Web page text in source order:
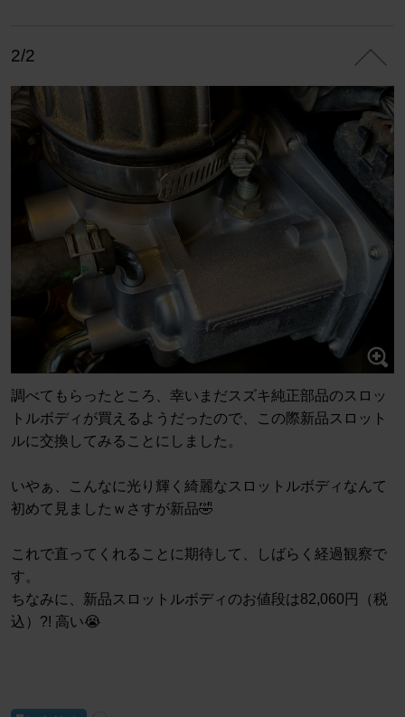
2/2
調べてもらったところ、幸いまだスズキ純正部品のスロッ
トルボディが買えるようだったので、この際新品スロット
ルに交換してみることにしました。
いやぁ、こんなに光り輝く綺麗なスロットルボディなんて
初めて見ましたｗさすが新品🤣
これで直ってくれることに期待して、しばらく経過観察で
す。
ちなみに、新品スロットルボディのお値段は82,060円（税
込）?! 高い😭